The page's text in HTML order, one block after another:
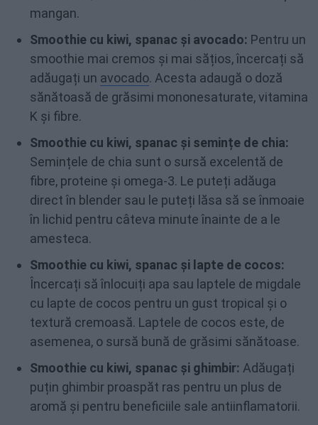
mangan.
Smoothie cu kiwi, spanac și avocado: Pentru un
smoothie mai cremos și mai sățios, încercați să
adăugați un avocado. Acesta adaugă o doză
sănătoasă de grăsimi mononesaturate, vitamina
K și fibre.
Smoothie cu kiwi, spanac și semințe de chia:
Semințele de chia sunt o sursă excelentă de
fibre, proteine și omega-3. Le puteți adăuga
direct în blender sau le puteți lăsa să se înmoaie
în lichid pentru câteva minute înainte de a le
amesteca.
Smoothie cu kiwi, spanac și lapte de cocos:
Încercați să înlocuiți apa sau laptele de migdale
cu lapte de cocos pentru un gust tropical și o
textură cremoasă. Laptele de cocos este, de
asemenea, o sursă bună de grăsimi sănătoase.
Smoothie cu kiwi, spanac și ghimbir: Adăugați
puțin ghimbir proaspăt ras pentru un plus de
aromă și pentru beneficiile sale antiinflamatorii.